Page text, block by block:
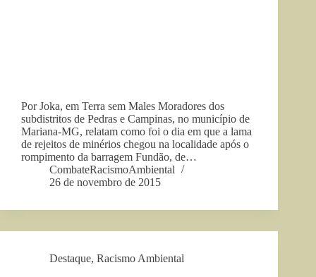
Por Joka, em Terra sem Males Moradores dos
subdistritos de Pedras e Campinas, no município de
Mariana-MG, relatam como foi o dia em que a lama
de rejeitos de minérios chegou na localidade após o
rompimento da barragem Fundão, de…
CombateRacismoAmbiental
26 de novembro de 2015
Destaque, Racismo Ambiental